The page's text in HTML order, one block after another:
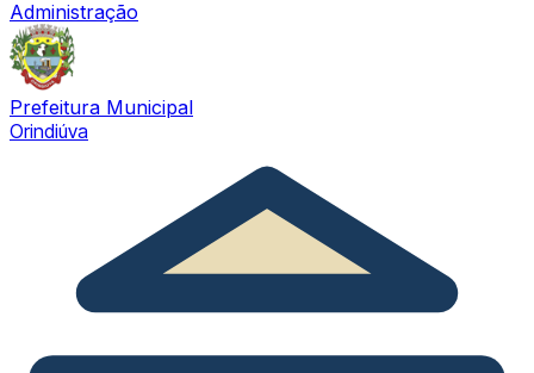
Administração
Prefeitura Municipal
Orindiúva